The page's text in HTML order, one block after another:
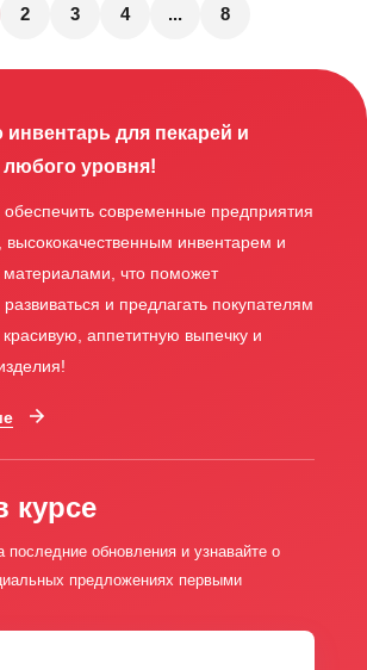
2 3 4 ... 8
для пекарей и
любого уровня!
современные предприятия
инвентарем и
что поможет
и предлагать покупателям
аппетитную выпечку и
курсе
последние обновления и узнавайте о
предложениях первыми